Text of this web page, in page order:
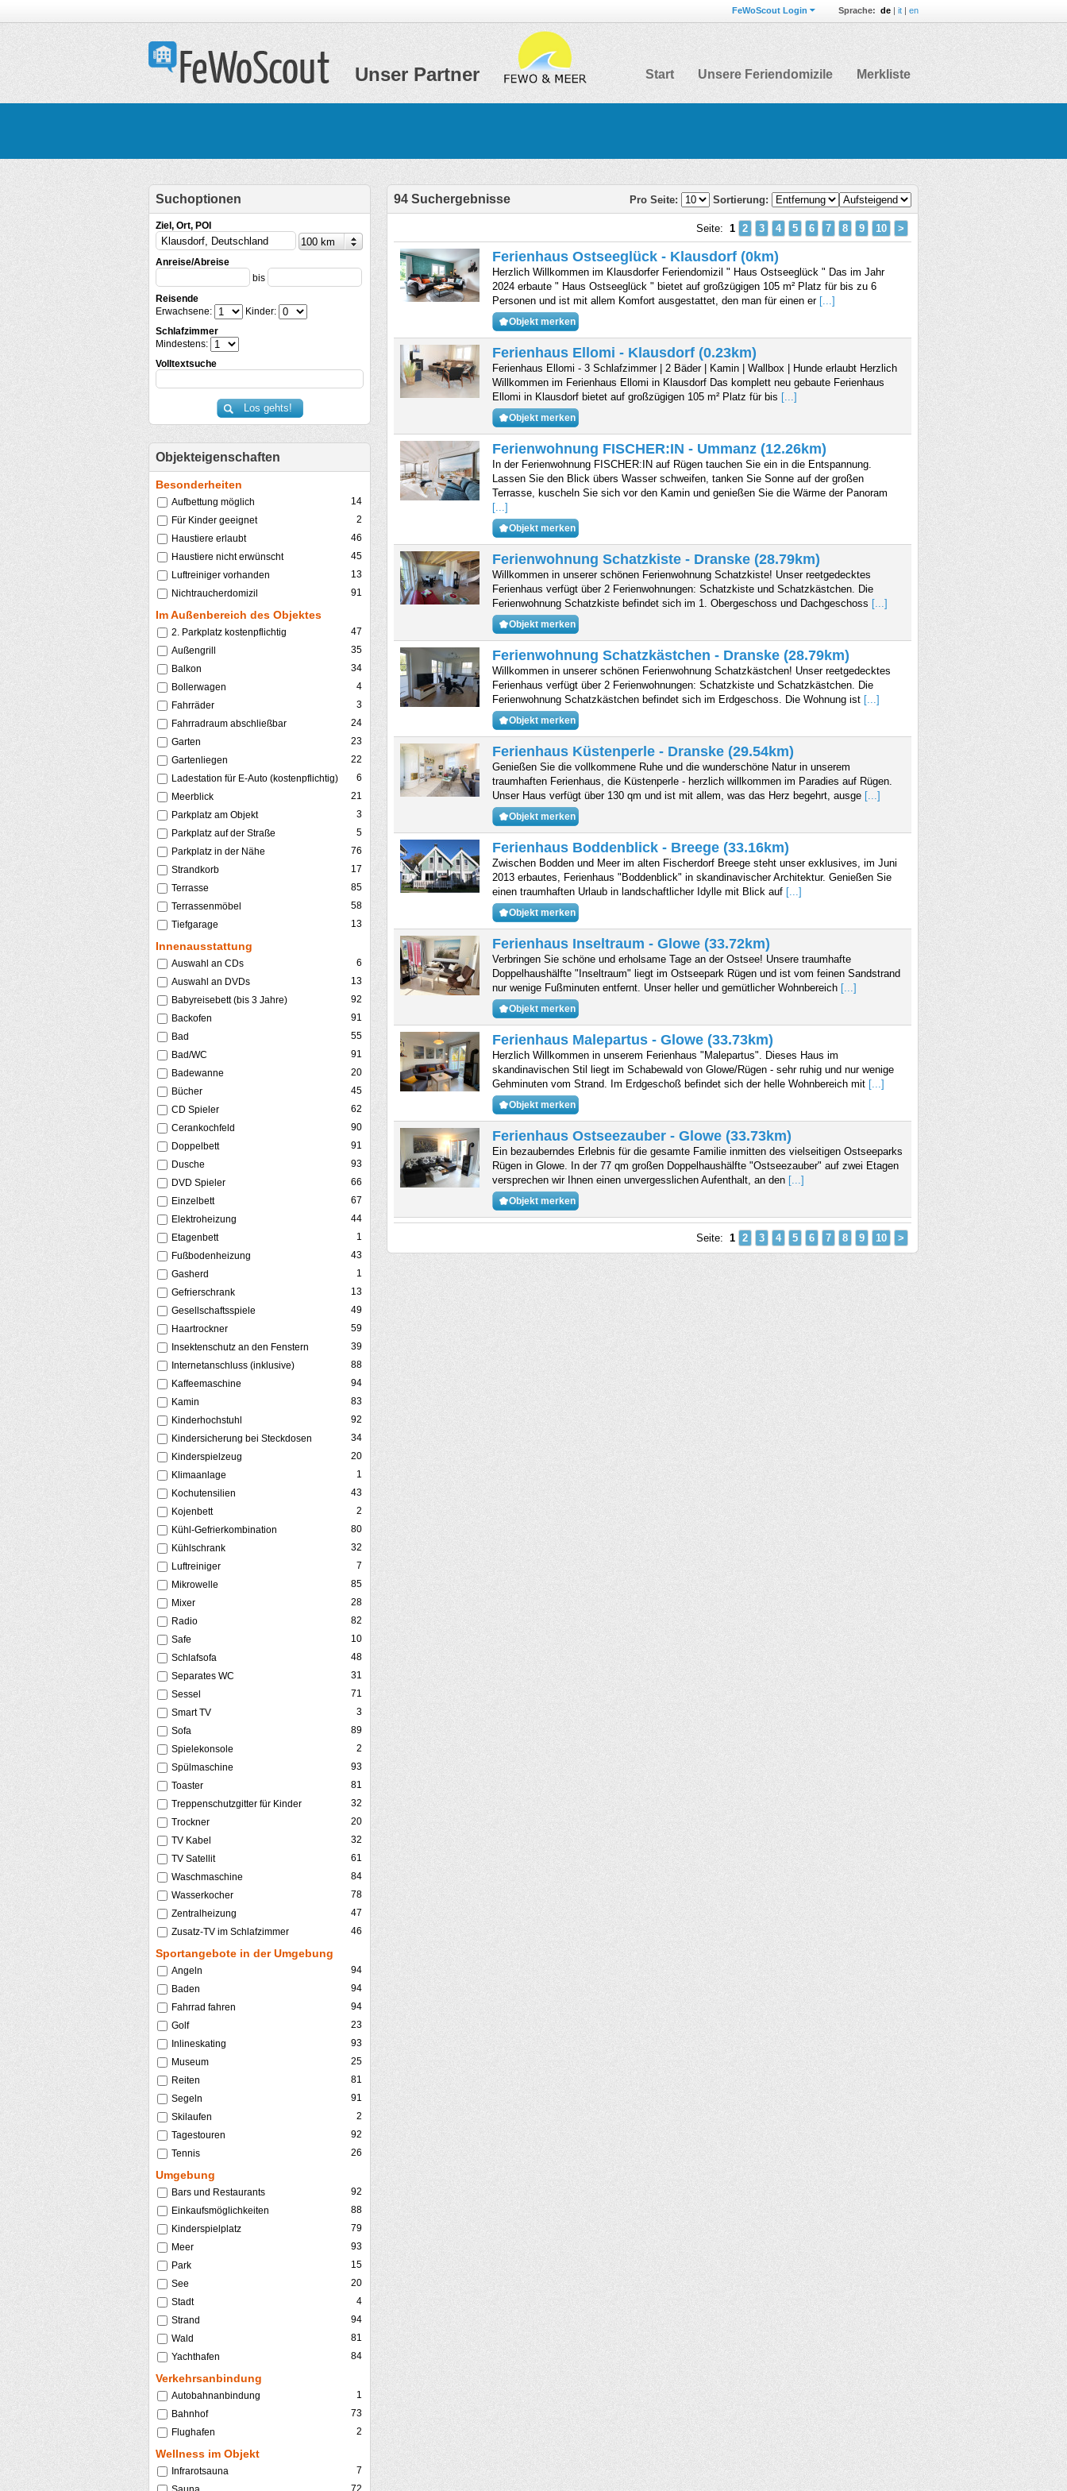
Unser Partner Start Unsere Feriendomizile Merkliste
Sprache: de | it | en
FeWoScout Login
Suchoptionen
Ziel, Ort, POI
Anreise/Abreise
bis
Reisende
Erwachsene:
Kinder:
Schlafzimmer
Mindestens:
Volltextsuche
Objekteigenschaften
Besonderheiten
Aufbettung möglich
14
Für Kinder geeignet
2
Haustiere erlaubt
46
Haustiere nicht erwünscht
45
Luftreiniger vorhanden
13
Nichtraucherdomizil
91
Im Außenbereich des Objektes
2. Parkplatz kostenpflichtig
47
Außengrill
35
Balkon
34
Bollerwagen
4
Fahrräder
3
Fahrradraum abschließbar
24
Garten
23
Gartenliegen
22
Ladestation für E-Auto (kostenpflichtig)
6
Meerblick
21
Parkplatz am Objekt
3
Parkplatz auf der Straße
5
Parkplatz in der Nähe
76
Strandkorb
17
Terrasse
85
Terrassenmöbel
58
Tiefgarage
13
Innenausstattung
Auswahl an CDs
6
Auswahl an DVDs
13
Babyreisebett (bis 3 Jahre)
92
Backofen
91
Bad
55
Bad/WC
91
Badewanne
20
Bücher
45
CD Spieler
62
Cerankochfeld
90
Doppelbett
91
Dusche
93
DVD Spieler
66
Einzelbett
67
Elektroheizung
44
Etagenbett
1
Fußbodenheizung
43
Gasherd
1
Gefrierschrank
13
Gesellschaftsspiele
49
Haartrockner
59
Insektenschutz an den Fenstern
39
Internetanschluss (inklusive)
88
Kaffeemaschine
94
Kamin
83
Kinderhochstuhl
92
Kindersicherung bei Steckdosen
34
Kinderspielzeug
20
Klimaanlage
1
Kochutensilien
43
Kojenbett
2
Kühl-Gefrierkombination
80
Kühlschrank
32
Luftreiniger
7
Mikrowelle
85
Mixer
28
Radio
82
Safe
10
Schlafsofa
48
Separates WC
31
Sessel
71
Smart TV
3
Sofa
89
Spielekonsole
2
Spülmaschine
93
Toaster
81
Treppenschutzgitter für Kinder
32
Trockner
20
TV Kabel
32
TV Satellit
61
Waschmaschine
84
Wasserkocher
78
Zentralheizung
47
Zusatz-TV im Schlafzimmer
46
Sportangebote in der Umgebung
Angeln
94
Baden
94
Fahrrad fahren
94
Golf
23
Inlineskating
93
Museum
25
Reiten
81
Segeln
91
Skilaufen
2
Tagestouren
92
Tennis
26
Umgebung
Bars und Restaurants
92
Einkaufsmöglichkeiten
88
Kinderspielplatz
79
Meer
93
Park
15
See
20
Stadt
4
Strand
94
Wald
81
Yachthafen
84
Verkehrsanbindung
Autobahnanbindung
1
Bahnhof
73
Flughafen
2
Wellness im Objekt
Infrarotsauna
7
94 Suchergebnisse Pro Seite: Sortierung:
Seite: 1 2 3 4 5 6 7 8 9 10 >
Ferienhaus Ostseeglück - Klausdorf (0km)
Herzlich Willkommen im Klausdorfer Feriendomizil " Haus Ostseeglück " Das im Jahr
2024 erbaute " Haus Ostseeglück " bietet auf großzügigen 105 m² Platz für bis zu 6
Personen und ist mit allem Komfort ausgestattet, den man für einen er [...]
Objekt merken
Ferienhaus Ellomi - Klausdorf (0.23km)
Ferienhaus Ellomi - 3 Schlafzimmer | 2 Bäder | Kamin | Wallbox | Hunde erlaubt Herzlich
Willkommen im Ferienhaus Ellomi in Klausdorf Das komplett neu gebaute Ferienhaus
Ellomi in Klausdorf bietet auf großzügigen 105 m² Platz für bis [...]
Objekt merken
Ferienwohnung FISCHER:IN - Ummanz (12.26km)
In der Ferienwohnung FISCHER:IN auf Rügen tauchen Sie ein in die Entspannung.
Lassen Sie den Blick übers Wasser schweifen, tanken Sie Sonne auf der großen
Terrasse, kuscheln Sie sich vor den Kamin und genießen Sie die Wärme der Panoram
[...]
Objekt merken
Ferienwohnung Schatzkiste - Dranske (28.79km)
Willkommen in unserer schönen Ferienwohnung Schatzkiste! Unser reetgedecktes
Ferienhaus verfügt über 2 Ferienwohnungen: Schatzkiste und Schatzkästchen. Die
Ferienwohnung Schatzkiste befindet sich im 1. Obergeschoss und Dachgeschoss [...]
Objekt merken
Ferienwohnung Schatzkästchen - Dranske (28.79km)
Willkommen in unserer schönen Ferienwohnung Schatzkästchen! Unser reetgedecktes
Ferienhaus verfügt über 2 Ferienwohnungen: Schatzkiste und Schatzkästchen. Die
Ferienwohnung Schatzkästchen befindet sich im Erdgeschoss. Die Wohnung ist [...]
Objekt merken
Ferienhaus Küstenperle - Dranske (29.54km)
Genießen Sie die vollkommene Ruhe und die wunderschöne Natur in unserem
traumhaften Ferienhaus, die Küstenperle - herzlich willkommen im Paradies auf Rügen.
Unser Haus verfügt über 130 qm und ist mit allem, was das Herz begehrt, ausge [...]
Objekt merken
Ferienhaus Boddenblick - Breege (33.16km)
Zwischen Bodden und Meer im alten Fischerdorf Breege steht unser exklusives, im Juni
2013 erbautes, Ferienhaus "Boddenblick" in skandinavischer Architektur. Genießen Sie
einen traumhaften Urlaub in landschaftlicher Idylle mit Blick auf [...]
Objekt merken
Ferienhaus Inseltraum - Glowe (33.72km)
Verbringen Sie schöne und erholsame Tage an der Ostsee! Unsere traumhafte
Doppelhaushälfte "Inseltraum" liegt im Ostseepark Rügen und ist vom feinen Sandstrand
nur wenige Fußminuten entfernt. Unser heller und gemütlicher Wohnbereich [...]
Objekt merken
Ferienhaus Malepartus - Glowe (33.73km)
Herzlich Willkommen in unserem Ferienhaus "Malepartus". Dieses Haus im
skandinavischen Stil liegt im Schabewald von Glowe/Rügen - sehr ruhig und nur wenige
Gehminuten vom Strand. Im Erdgeschoß befindet sich der helle Wohnbereich mit [...]
Objekt merken
Ferienhaus Ostseezauber - Glowe (33.73km)
Ein bezauberndes Erlebnis für die gesamte Familie inmitten des vielseitigen Ostseeparks
Rügen in Glowe. In der 77 qm großen Doppelhaushälfte "Ostseezauber" auf zwei Etagen
versprechen wir Ihnen einen unvergesslichen Aufenthalt, an den [...]
Objekt merken
Seite: 1 2 3 4 5 6 7 8 9 10 >